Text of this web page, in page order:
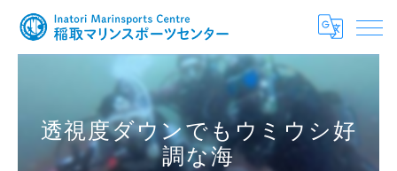
透視度ダウンでもウミウシ好
調な海